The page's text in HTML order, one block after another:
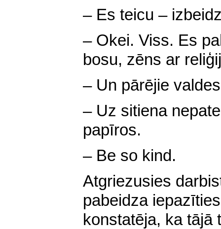
– Es teicu –
– Okei. Viss. Es
bosu, zēns ar
– Un pārējie
– Uz sitiena
papīros.
– Be so kind.
Atgriezusies
pabeidza
konstatēja, ka tājā